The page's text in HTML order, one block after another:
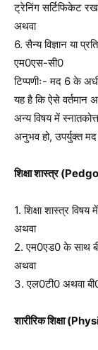
ट्रेनिंग सर्टिफिकेट
अथवा
6. सैन्य विज्ञान या
एम0एस-सी0
टिप्पणीः- मद 6 के
यह है कि ऐसे वर्तमान
अन्य विषय में
अनुभव हो, उपर्युक्त
शिक्षा शास्त्र
1. शिक्षा शास्त्र
अथवा
2. एम0एड0 के साथ
अथवा
3. एल0टी0 अथवा
शारीरिक शिक्षा